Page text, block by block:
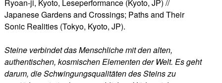
Ryoan-ji, Kyoto, Leseperformance (Kyoto, JP) //
Japanese Gardens and Crossings; Paths and Their
Sonic Realities (Tokyo, Kyoto, JP).
Steine verbindet das Menschliche mit den alten,
authentischen, kosmischen Elementen der Welt. Es geht
darum, die Schwingungsqualitäten des Steins zu